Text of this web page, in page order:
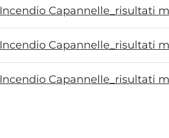
Incendio Capannelle_risultati
Incendio Capannelle_risultati
Incendio Capannelle_risultati